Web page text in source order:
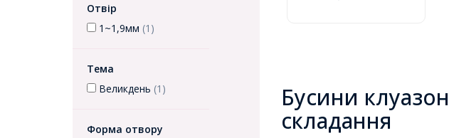
Отвір
1~1,9мм (1)
Тема
Великдень (1)
Форма отвору
Бусини
складання